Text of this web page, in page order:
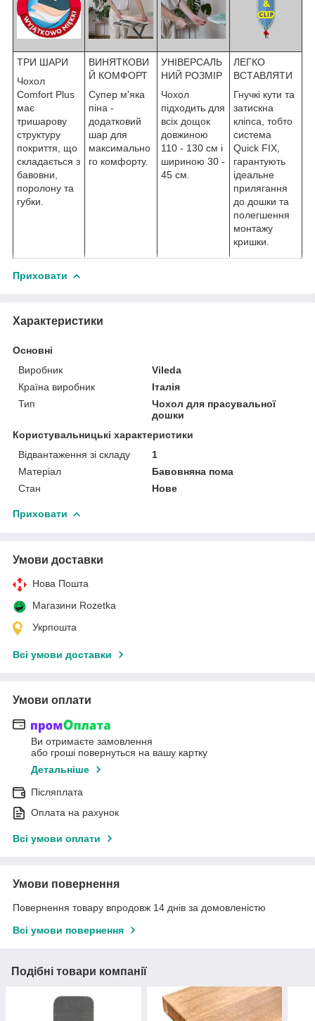
ТРИ ШАРИ
Чохол
Comfort Plus
має
тришарову
структуру
покриття, що
складається з
бавовни,
поролону та
губки.
ВИНЯТКОВИ
Й КОМФОРТ
Супер м'яка
піна -
додатковий
шар для
максимально
го комфорту.
УНІВЕРСАЛЬ
НИЙ РОЗМІР
Чохол
підходить для
всіх дощок
довжиною
110 - 130 см і
шириною 30 -
45 см.
ЛЕГКО
ВСТАВЛЯТИ
Гнучкі кути та
затискна
кліпса, тобто
система
Quick FIX,
гарантують
ідеальне
прилягання
до дошки та
полегшення
монтажу
кришки.
Приховати
Характеристики
Основні
Виробник
Vileda
Країна виробник
Італія
Тип
Чохол для прасувальної
дошки
Користувальницькі характеристики
Відвантаження зі складу
1
Матеріал
Бавовняна пома
Стан
Нове
Приховати
Умови доставки
Нова Пошта
Магазини Rozetka
Укрпошта
Всі умови доставки
Умови оплати
Ви отримаєте замовлення
або гроші повернуться на вашу картку
Детальніше
Післяплата
Оплата на рахунок
Всі умови оплати
Умови повернення
Повернення товару впродовж 14 днів за домовленістю
Всі умови повернення
Подібні товари компанії